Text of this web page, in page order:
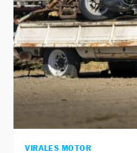
VIRALES MOTOR